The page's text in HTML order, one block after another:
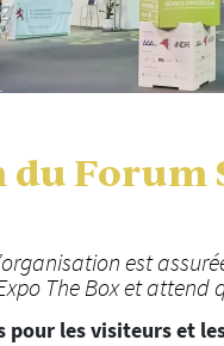
Forum
est
The Box et attend
pour les visiteurs et